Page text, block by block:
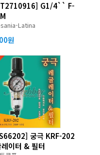
G1/4`` F-
Latina
원
궁극 KRF-202
레이터 & 필터